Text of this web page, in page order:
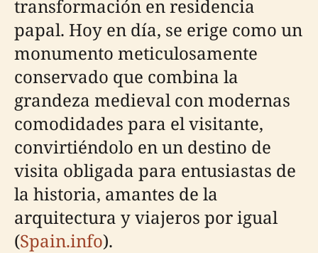
transformación en residencia
papal. Hoy en día, se erige como un
monumento meticulosamente
conservado que combina la
grandeza medieval con modernas
comodidades para el visitante,
convirtiéndolo en un destino de
visita obligada para entusiastas de
la historia, amantes de la
arquitectura y viajeros por igual
(Spain.info).